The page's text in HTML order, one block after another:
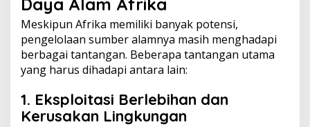
Daya Alam Afrika
Meskipun Afrika memiliki banyak potensi,
pengelolaan sumber alamnya masih menghadapi
berbagai tantangan. Beberapa tantangan utama
yang harus dihadapi antara lain:
1. Eksploitasi Berlebihan dan
Kerusakan Lingkungan